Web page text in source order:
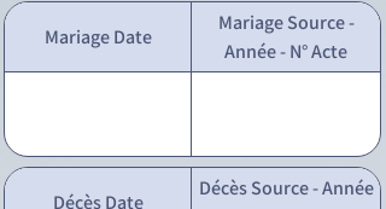
Mariage Date
Mariage Source -
Année - N° Acte
Décès Date
Décès Source - Année